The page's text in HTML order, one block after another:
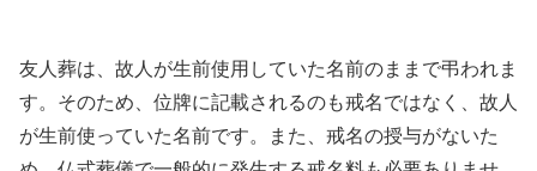
友人葬は、故人が生前使用していた名前のままで弔われま
す。そのため、位牌に記載されるのも戒名ではなく、故人
が生前使っていた名前です。また、戒名の授与がないた